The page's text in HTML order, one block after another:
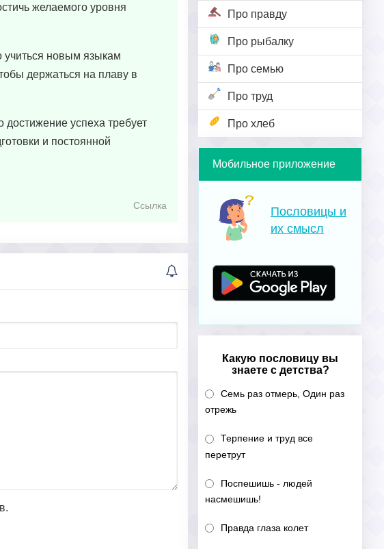
Про правду
Про рыбалку
Про семью
Про труд
Про хлеб
Мобильное приложение
Пословицы и
их смысл
Какую пословицу вы
знаете с детства?
Семь раз отмерь, Один раз
отрежь
Терпение и труд все
перетрут
Поспешишь - людей
насмешишь!
Правда глаза колет
желаемого уровня
учиться новым языкам
держаться на плаву в
успеха требует
и постоянной
Ссылка